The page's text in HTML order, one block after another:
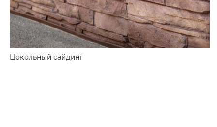
Цокольный сайдинг